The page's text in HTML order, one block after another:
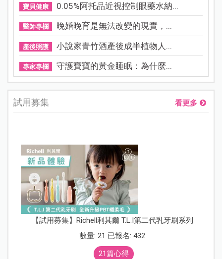
寶貝健康 0.05%阿托品近視控制眼藥水納...
醫師專欄 晚婚晚育是無法改變的現實，...
產後照護 小說家青竹酒產後成半植物人...
專家專欄 守護寶寶的黃金睡眠：為什麼...
試用募集 看更多
【試用募集】Richell利其爾 T.L.I第二代乳牙刷系列
數量: 21 已報名: 432
21篇心得